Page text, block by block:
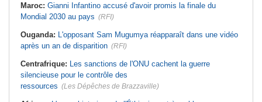
Maroc: Gianni Infantino accusé d'avoir promis la finale du
Mondial 2030 au pays (RFI)
Ouganda: L'opposant Sam Mugumya réapparaît dans une vidéo
après un an de disparition (RFI)
Centrafrique: Les sanctions de l'ONU cachent la guerre
silencieuse pour le contrôle des
ressources (Les Dépêches de Brazzaville)